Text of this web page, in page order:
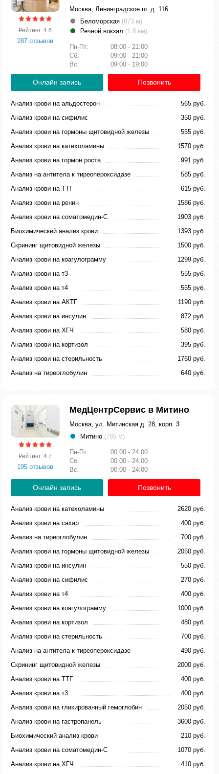
Рейтинг: 4.6
287 отзывов
Москва, Ленинградское ш. д. 116
Беломорская (873 м)
Речной вокзал (1.8 км)
Пн-Пт:
08:00 - 21:00
Сб:
09:00 - 21:00
Вс:
09:00 - 19:00
Онлайн запись Позвонить
Анализ крови на альдостерон
565 руб.
Анализ крови на сифилис
350 руб.
Анализ крови на гормоны щитовидной железы
555 руб.
Анализ крови на катехоламины
1570 руб.
Анализ крови на гормон роста
991 руб.
Анализ на антитела к тиреопероксидазе
585 руб.
Анализ крови на ТТГ
615 руб.
Анализ крови на ренин
1586 руб.
Анализ крови на соматомедин-С
1903 руб.
Биохимический анализ крови
1393 руб.
Скрининг щитовидной железы
1500 руб.
Анализ крови на коагулограмму
1299 руб.
Анализ крови на т3
555 руб.
Анализ крови на т4
555 руб.
Анализ крови на АКТГ
1190 руб.
Анализ крови на инсулин
872 руб.
Анализ крови на ХГЧ
580 руб.
Анализ крови на кортизол
395 руб.
Анализ крови на стерильность
1760 руб.
Анализ на тиреоглобулин
640 руб.
Рейтинг: 4.7
195 отзывов
МедЦентрСервис в Митино
Москва, ул. Митинская д. 28, корп. 3
Митино (765 м)
Пн-Пт:
00:00 - 24:00
Сб:
00:00 - 24:00
Вс:
00:00 - 24:00
Онлайн запись Позвонить
Анализ крови на катехоламины
2620 руб.
Анализ крови на сахар
400 руб.
Анализ на тиреоглобулин
700 руб.
Анализ крови на гормоны щитовидной железы
2050 руб.
Анализ крови на инсулин
550 руб.
Анализ крови на сифилис
270 руб.
Анализ крови на т4
400 руб.
Анализ крови на коагулограмму
1000 руб.
Анализ крови на кортизол
480 руб.
Анализ крови на стерильность
700 руб.
Анализ на антитела к тиреопероксидазе
490 руб.
Скрининг щитовидной железы
2000 руб.
Анализ крови на ТТГ
400 руб.
Анализ крови на т3
400 руб.
Анализ крови на гликированный гемоглобин
2050 руб.
Анализ крови на гастропанель
3600 руб.
Биохимический анализ крови
210 руб.
Анализ крови на соматомедин-С
1070 руб.
Анализ крови на ХГЧ
410 руб.